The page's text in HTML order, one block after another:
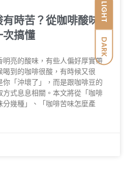
LIGHT
DARK
時苦？從咖啡酸味
次搞懂
明亮的酸味，有些人偏好厚實帶
到的咖啡很酸，有時候又很
「沖壞了」，而是跟咖啡豆的
方式息息相關。本文將從「咖啡
幾種」、「咖啡苦味怎麼產